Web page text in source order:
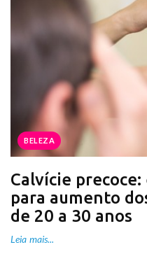
BELEZA
Calvície
para aumento
de 20 a 30 anos
Leia mais...